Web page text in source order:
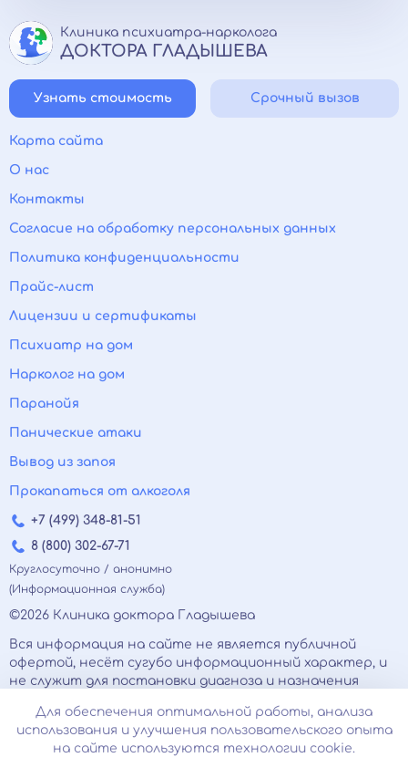
Клиника психиатра-нарколога
ДОКТОРА ГЛАДЫШЕВА
Узнать стоимость Срочный вызов
Карта сайта
О нас
Контакты
Согласие на обработку персональных данных
Политика конфиденциальности
Прайс-лист
Лицензии и сертификаты
Психиатр на дом
Нарколог на дом
Паранойя
Панические атаки
Вывод из запоя
Прокапаться от алкоголя
+7 (499) 348-81-51
8 (800) 302-67-71
Круглосуточно / анонимно
(Информационная служба)
©2026 Клиника доктора Гладышева
Вся информация на сайте не является публичной
офертой, несёт сугубо информационный характер, и
не служит для постановки диагноза и назначения
Есть противопоказания, необходимо
проконсультироваться с врачом. Консультационные
услуги, оказываемые по телефону, мессенджерам и в
Для обеспечения оптимальной работы, анализа
использования и улучшения пользовательского опыта
на сайте используются технологии cookie.